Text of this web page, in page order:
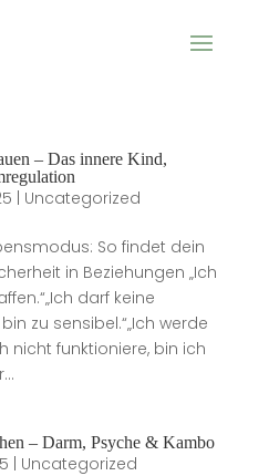
– Das innere Kind,
Uncategorized
So findet dein
in Beziehungen „Ich
darf keine
zu sensibel.“„Ich werde
nicht funktioniere, bin ich
– Darm, Psyche & Kambo
Uncategorized